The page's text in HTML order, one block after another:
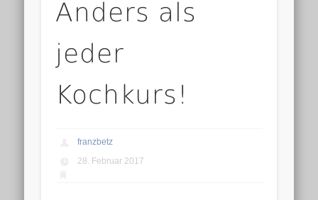
Anders als
jeder
Kochkurs!
franzbetz
28. Februar 2017